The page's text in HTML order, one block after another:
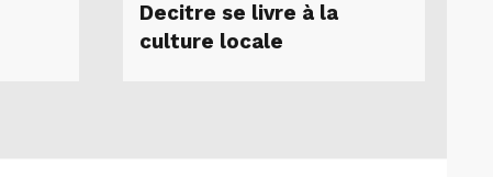
Decitre se livre à la
culture locale